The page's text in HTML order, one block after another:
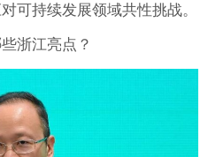
可持续发展领域共性挑战。
浙江亮点？